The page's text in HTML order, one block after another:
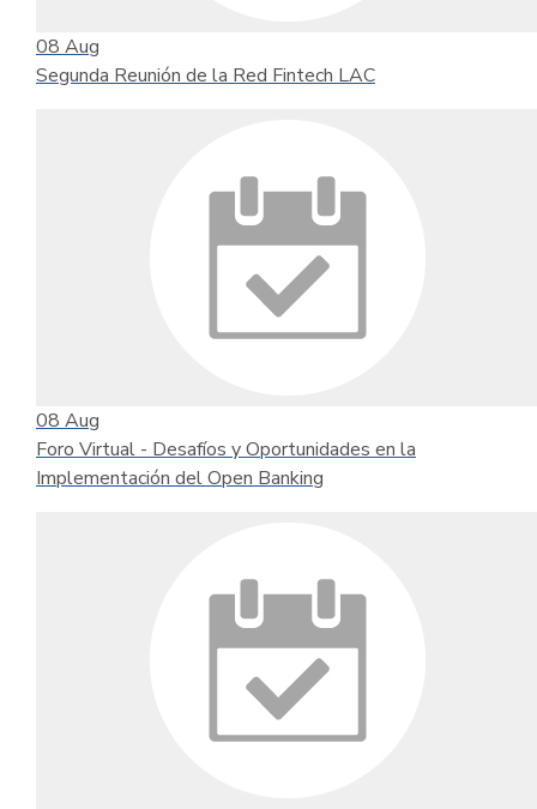
08 Aug
Segunda Reunión de la Red Fintech LAC
08 Aug
Foro Virtual - Desafíos y Oportunidades en la
Implementación del Open Banking